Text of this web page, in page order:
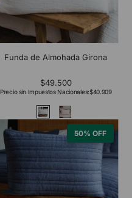
Funda de Almohada Girona
$49.500
Precio sin Impuestos Nacionales:$40.909
50% OFF